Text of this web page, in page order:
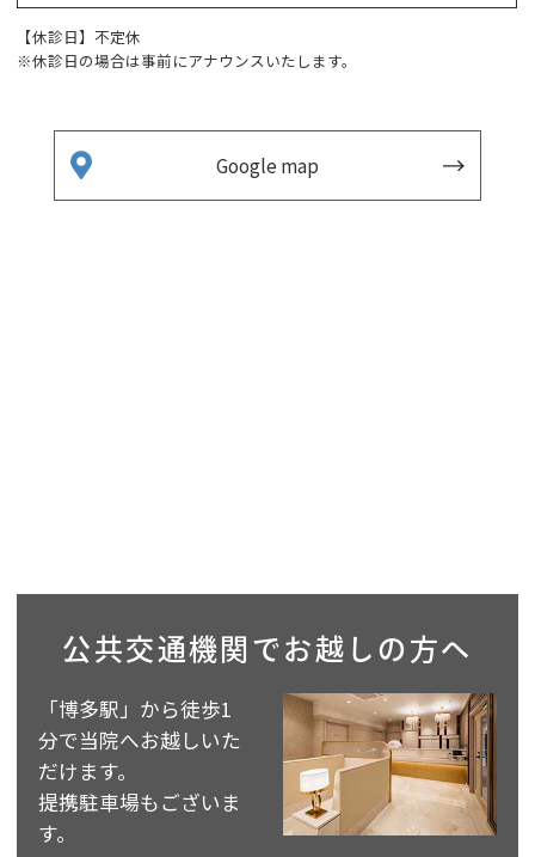
【休診日】不定休
※休診日の場合は事前にアナウンスいたします。
Google map
公共交通機関で お越しの方へ
「博多駅」から徒歩1
分で当院へお越しいた
だけます。
提携駐車場もございま
す。